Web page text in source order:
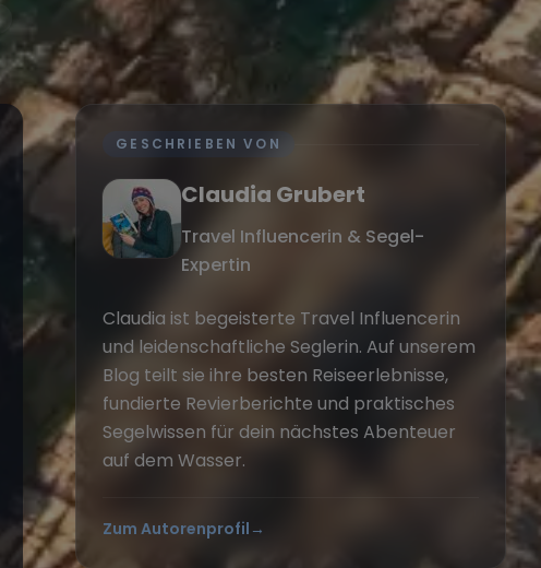
GESCHRIEBEN VON
Claudia Grubert
Travel Influencerin & Segel-
Expertin
Claudia ist begeisterte Travel Influencerin
und leidenschaftliche Seglerin. Auf unserem
Blog teilt sie ihre besten Reiseerlebnisse,
fundierte Revierberichte und praktisches
Segelwissen für dein nächstes Abenteuer
auf dem Wasser.
Zum Autorenprofil →